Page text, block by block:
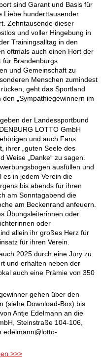
sind Garant und Basis für
Liebe hunderttausender
Zehntausende dieser
und voller Hingebung in
Trainingsalltag in den
oftmals auch einen Hort der
für Brandenburgs
und Gemeinschaft zu
Menschen zumindest
geht das Sportland
„Sympathiegewinnern im
der Landessportbund
LOTTO GmbH
und auch Fans
ihrer „guten Seele des
Weise „Danke“ zu sagen.
ausfüllen und
es in jedem Verein die
bis abends für ihren
am Sonntagabend die
am Beckenrand anfeuern.
Übungsleiterinnen oder
oder
allein ihr großes Herz für
für ihren Verein.
2025 durch eine Jury zu
und erhalten neben der
auch eine Prämie von 350
gehen über den
(siehe Download-Box) bis
Antje Edelmann an die
Steinstraße 104-106,
edelmann@lotto-
>>>